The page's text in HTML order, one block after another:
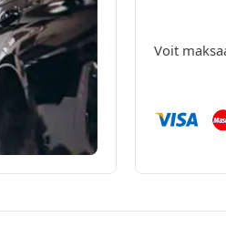
Voit